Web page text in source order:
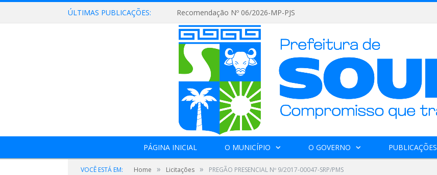
ÚLTIMAS PUBLICAÇÕES: Recomendação Nº 06/2026-MP-PJS
PÁGINA INICIAL O MUNICÍPIO O GOVERNO PUBLICAÇÕES
VOCÊ ESTÁ EM: Home » Licitações » PREGÃO PRESENCIAL Nº 9/2017-00047-SRP/PMS